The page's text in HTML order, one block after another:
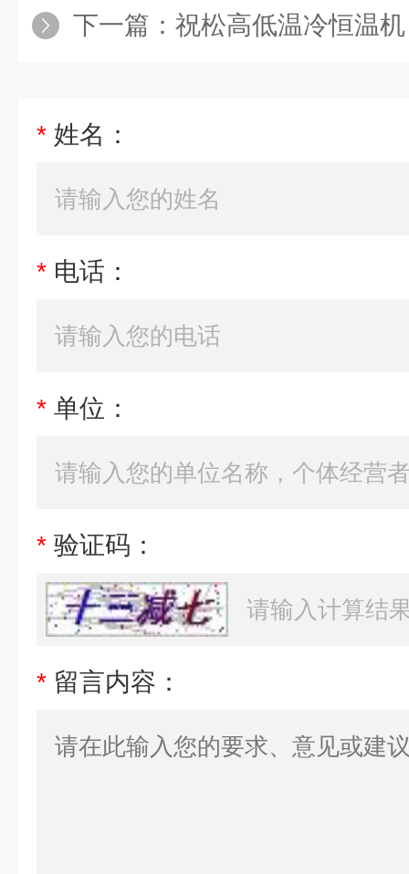
下一篇： 祝松高低温冷恒温机
* 姓名：
* 电话：
* 单位：
* 验证码：
* 留言内容：